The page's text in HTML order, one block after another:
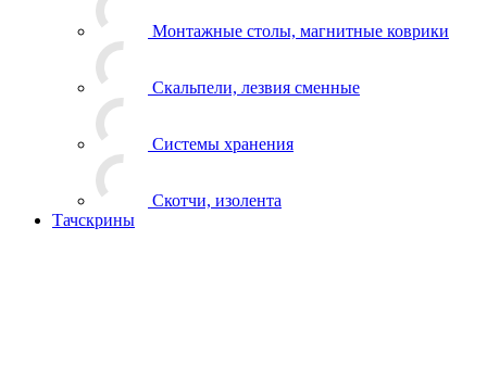
Системы хранения
Скотчи, изолента
Тачскрины